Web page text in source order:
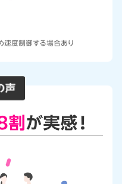
速度制御する場合あり